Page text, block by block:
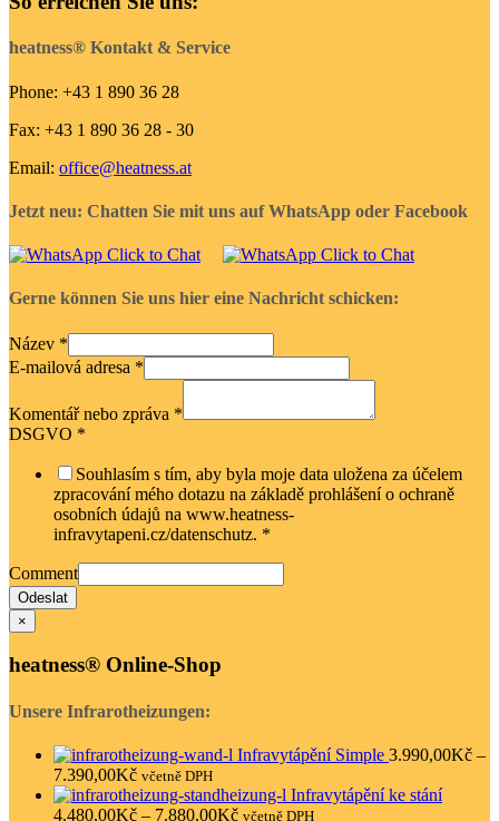
heatness® Kontakt & Service
Phone: +43 1 890 36 28
Fax: +43 1 890 36 28 - 30
Email: office@heatness.at
Jetzt neu: Chatten Sie mit uns auf WhatsApp oder Facebook
Gerne können Sie uns hier eine Nachricht schicken:
Název *
E-mailová adresa *
Komentář nebo zpráva *
DSGVO *
Souhlasím s tím, aby byla moje data uložena za účelem
zpracování mého dotazu na základě prohlášení o ochraně
osobních údajů na www.heatness-
infravytapeni.cz/datenschutz. *
Comment
Odeslat
×
heatness® Online-Shop
Unsere Infrarotheizungen:
Infravytápění Simple 3.990,00Kč –
7.390,00Kč včetně DPH
Infravytápění ke stání
4.480,00Kč – 7.880,00Kč včetně DPH